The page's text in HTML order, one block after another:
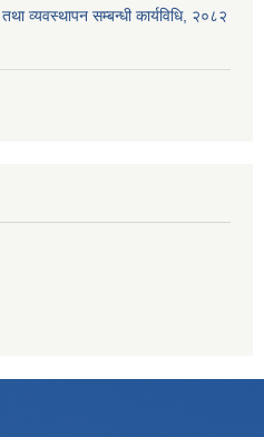
व्यवस्थापन सम्बन्धी कार्यविधि, २०८२